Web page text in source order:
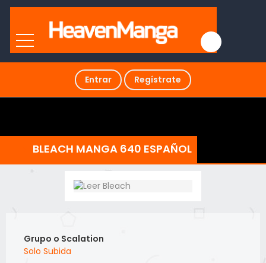
Entrar Regístrate
BLEACH MANGA 640 ESPAÑOL
Grupo o Scalation
Solo Subida